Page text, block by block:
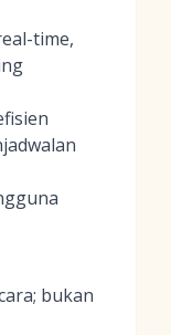
time,
bukan